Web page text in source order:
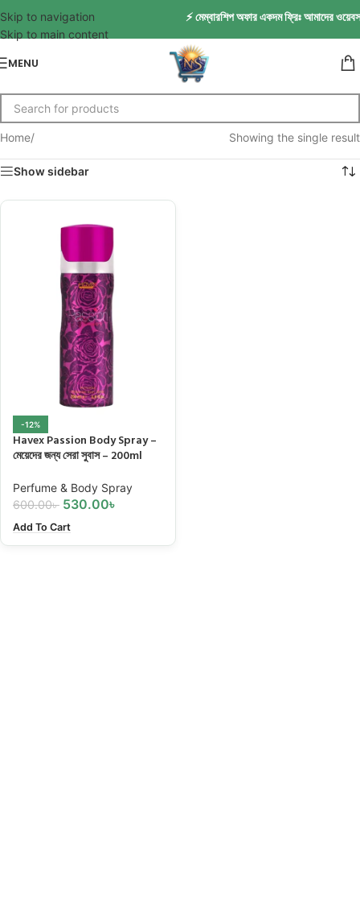
⚡ মেম্বারশিপ অফার একদম ফ্রিঃ আমাদের
Skip to navigation
Skip to main content
MENU
Home/ Showing the single result
Show sidebar
-12%
Havex Passion Body Spray –
মেয়েদের জন্য সেরা সুবাস – 200ml
Perfume & Body Spray
600.00৳ 530.00৳
Add To Cart